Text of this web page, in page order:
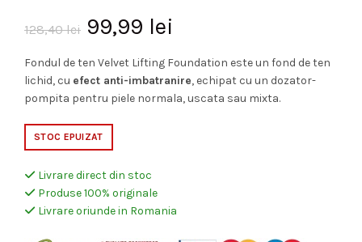
128,40lei Prețul
inițial
a
fost:
128,40 lei.
99,99 lei
curent
este:
Fondul de ten Velvet Lifting Foundation este un fond de ten
lichid, cu efect anti-imbatranire, echipat cu un dozator-
pompita pentru piele normala, uscata sau mixta.
STOC EPUIZAT
Livrare direct din stoc
Produse 100% originale
Livrare oriunde in Romania